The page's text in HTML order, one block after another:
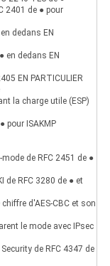
2401 de ● pour
dedans EN
en dedans EN
EN PARTICULIER
la charge utile (ESP)
pour ISAKMP
de RFC 2451 de ●
de RFC 3280 de ● et
d'AES-CBC et son
le mode avec IPsec
de RFC 4347 de